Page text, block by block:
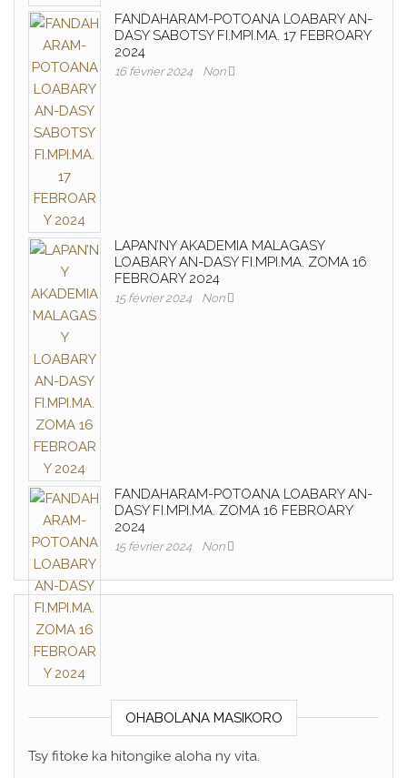
FANDAHARAM-POTOANA LOABARY AN-
DASY SABOTSY FI.MPI.MA. 17 FEBROARY
2024
16 février 2024 Non
LAPAN’NY AKADEMIA MALAGASY
LOABARY AN-DASY FI.MPI.MA. ZOMA 16
FEBROARY 2024
15 février 2024 Non
FANDAHARAM-POTOANA LOABARY AN-
DASY FI.MPI.MA. ZOMA 16 FEBROARY
2024
15 février 2024 Non
OHABOLANA MASIKORO
Tsy fitoke ka hitongike aloha ny vita.